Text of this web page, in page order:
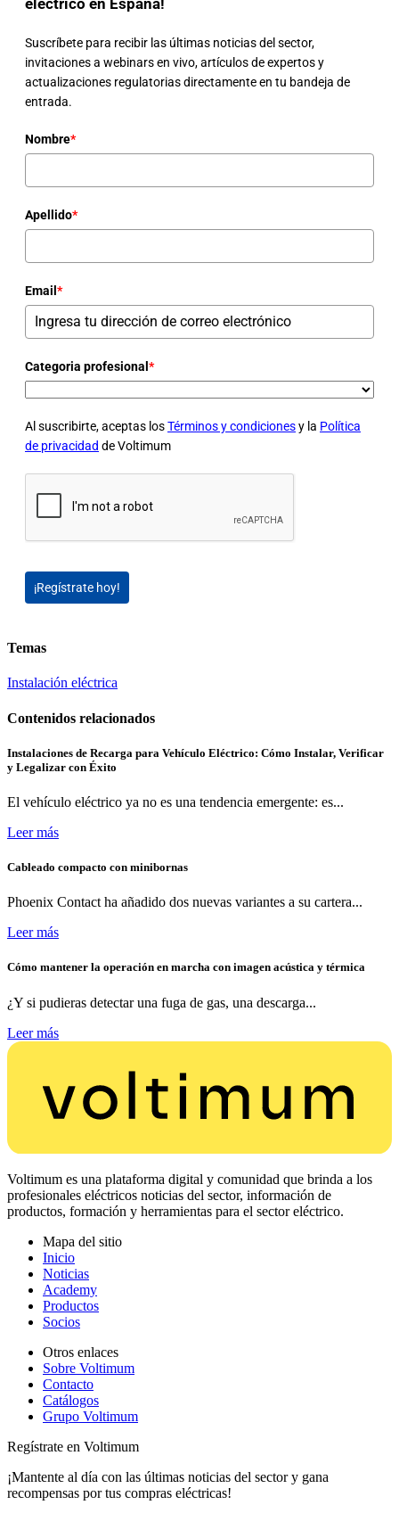
Suscríbete para recibir las últimas noticias del sector,
invitaciones a webinars en vivo, artículos de expertos y
actualizaciones regulatorias directamente en tu bandeja de
entrada.
Nombre*
Apellido*
Email *
Categoria profesional *
Al suscribirte, aceptas losTérminos y condicionesy la Política
de privacidad de Voltimum
¡Regístrate hoy!
Temas
Instalación eléctrica
Contenidos relacionados
Instalaciones de Recarga para Vehículo Eléctrico: Cómo Instalar, Verificar
y Legalizar con Éxito
El vehículo eléctrico ya no es una tendencia emergente: es...
Leer más
Cableado compacto con minibornas
Phoenix Contact ha añadido dos nuevas variantes a su cartera...
Leer más
Cómo mantener la operación en marcha con imagen acústica y térmica
¿Y si pudieras detectar una fuga de gas, una descarga...
Leer más
Voltimum es una plataforma digital y comunidad que brinda a los
profesionales eléctricos noticias del sector, información de
productos, formación y herramientas para el sector eléctrico.
Mapa del sitio
Inicio
Noticias
Academy
Productos
Socios
Otros enlaces
Sobre Voltimum
Contacto
Catálogos
Grupo Voltimum
Regístrate en Voltimum
¡Mantente al día con las últimas noticias del sector y gana
recompensas por tus compras eléctricas!